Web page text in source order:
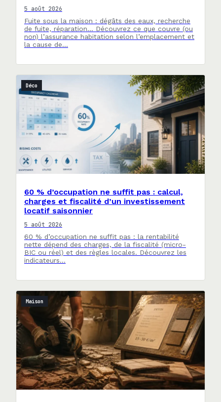
5 août 2026
Fuite sous la maison : dégâts des eaux, recherche
de fuite, réparation… Découvrez ce que couvre (ou
non) l’assurance habitation selon l’emplacement et
la cause de…
Déco
60 % d’occupation ne suffit pas : calcul,
charges et fiscalité d’un investissement
locatif saisonnier
5 août 2026
60 % d’occupation ne suffit pas : la rentabilité
nette dépend des charges, de la fiscalité (micro-
BIC ou réel) et des règles locales. Découvrez les
indicateurs…
Maison